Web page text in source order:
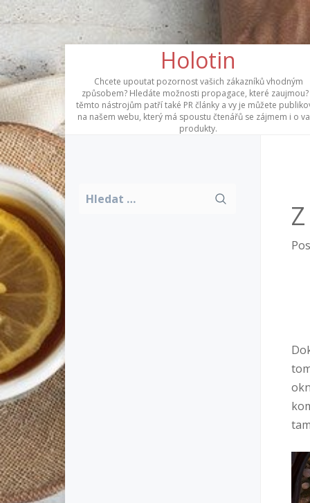
Skip
to
content
Holotin
Chcete upoutat pozornost vašich zákazníků vhodným
způsobem? Hledáte možnosti propagace, které zaujmou?
těmto nástrojům patří také PR články a vy je můžete
na našem webu, který má spoustu čtenářů se zájmem i o
produkty.